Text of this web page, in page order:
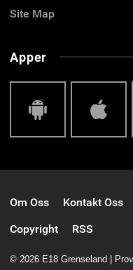
Site Map
Apper
Om Oss Kontakt Oss
Copyright
RSS
© 2026 E18 Grenseland |